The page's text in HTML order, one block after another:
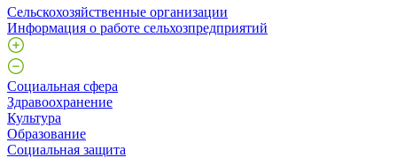
Сельскохозяйственные организации
Информация о работе сельхозпредприятий
Социальная сфера
Здравоохранение
Культура
Образование
Социальная защита